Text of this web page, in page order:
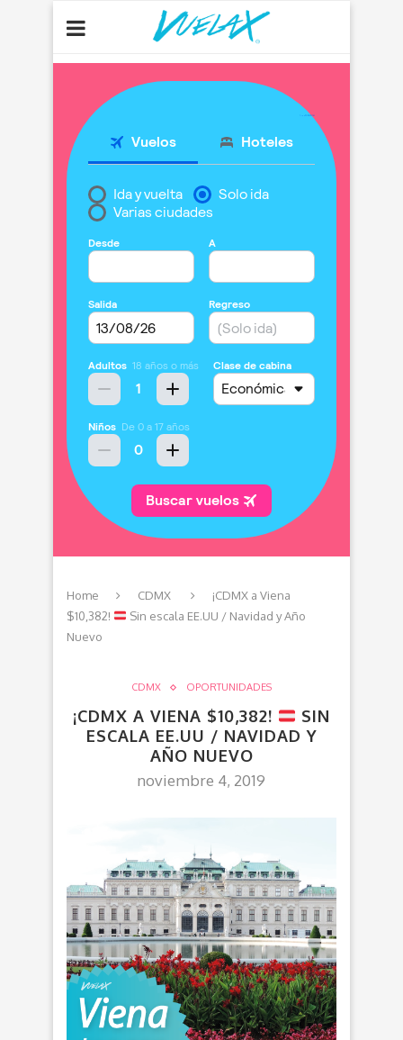
Home CDMX
¡CDMX a Viena
$10,382!
Sin escala EE.UU / Navidad y Año
Nuevo
CDMX OPORTUNIDADES
¡CDMX A VIENA $10,382!
SIN
ESCALA EE.UU / NAVIDAD Y
AÑO NUEVO
noviembre 4, 2019